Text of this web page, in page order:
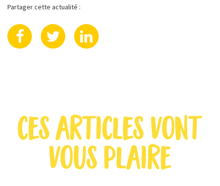
Partager cette actualité :
ces articles vont
vous plaire